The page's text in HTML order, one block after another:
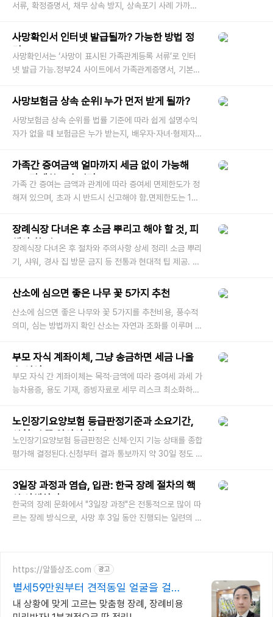
서류, 확정증명서, 채무 상속 방지, 상속포기 사례 가까운
지 겹치면 참 막막
사망확인서 인터넷 발급될까? 가능한 방법 정
리!
사망확인서는 ‘사망이 표시된 가족관계등록 서류’로 인터
넷 발급 가능.정부24 사이트에서 가족관계증명서, 기본증
황에서 ‘사망확인
사망보험금 상속 순위! 누가 먼저 받게 될까?
사망보험금 상속 순위를 법률 기준에 따라 쉽게 설명수익
자가 없을 때 보험금은 누가 받는지, 배우자·자녀·형제자매
사망했을 때 보험
가족간 증여금액 얼마까지 세금 없이 가능해
요? 면제한도 총정리
가족 간 증여는 금액과 관계에 따라 증여세 면제한도가 정
해져 있으며, 초과 시 반드시 신고해야 함.면제한도는 10
가 부과될 수 있음. 자녀
장례식장 다녀온 후 소금 뿌리고 해야 할 것, 피
해야 할 것
장례식장 다녀온 후 절차와 주의사항 상세 정리! 소금 뿌리
기, 샤워, 경사 집 방문 금지 등 전통과 현대적 팁 제공. 장
로, 한국에서
산소에 심으면 좋은 나무 꽃 5가지 추천
산소에 심으면 좋은 나무와 꽃 5가지를 추천비용, 풍수적
의미, 심는 방법까지 확인 산소는 자연과 조화를 이루며 고
적 아름다움을 더
부모 자식 계좌이체, 그냥 송금하면 세금 나올
수 있어요
부모 자식 간 계좌이체는 목적·금액에 따라 증여세 과세 가
능차용증, 용도 기재, 증빙자료로 세무 리스크 최소화하는
지만 세법상 부
노인장기요양보험 등급판정기준과 소요기간,
신청 전 꼭 알아야 할 점!
노인장기요양보험 등급판정은 신체·인지 기능 상태를 종합
평가해 결정된다.신청부터 결과 통보까지 약 30일 정도 소
거나 부모님의 요
3일장 과정과 염습, 입관: 한국 장례 절차의 핵
심 이해하기
한국의 장례 문화에서 "3일장 과정"은 전통적으로 많이 따
르는 장례 방식으로, 사망 후 3일 동안 진행되는 일련의 의
https://알뜰상조.com 광고
별세59만원부터 견적동일 얼굴을 걸고
처음부터 끝까지
내 상황에 맞게 고르는 맞춤형 장례, 장례비용